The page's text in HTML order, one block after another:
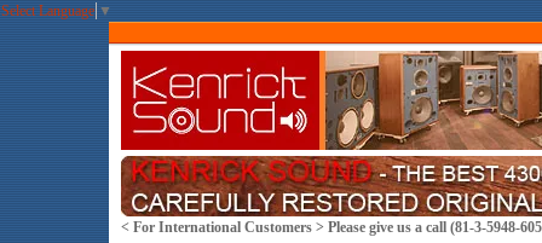
Select Language ▼
< For International Customers > Please give us a call (81-3-5948-